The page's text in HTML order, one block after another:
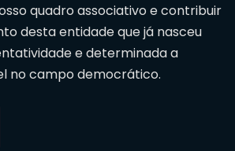
quadro associativo e contribuir
desta entidade que já nasceu
e determinada a
no campo democrático.